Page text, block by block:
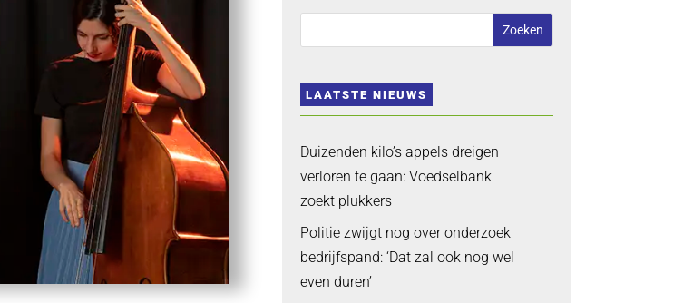
LAATSTE NIEUWS
Duizenden kilo’s appels dreigen
verloren te gaan: Voedselbank
zoekt plukkers
Politie zwijgt nog over onderzoek
bedrijfspand: ‘Dat zal ook nog wel
even duren’